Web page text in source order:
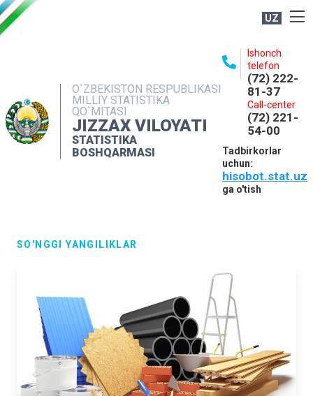
UZ
O`ZBEKISTON RESPUBLIKASI
MILLIY STATISTIKA
QO`MITASI
JIZZAX VILOYATI
STATISTIKA
BOSHQARMASI
Ishonch
telefon
(72) 222-
81-37
Call-center
(72) 221-
54-00
Tadbirkorlar
uchun:
hisobot.stat.uz
ga o'tish
NASHRLAR
INTERAKTIV XIZMATLAR
MATBUOT XIZMATI
SO'NGGI YANGILIKLAR